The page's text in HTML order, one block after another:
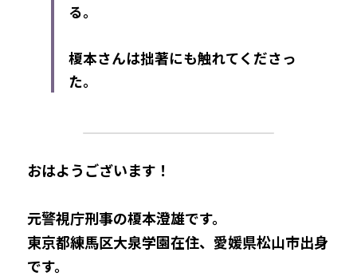
る。
榎本さんは拙著にも触れてくださっ
た。
おはようございます！
元警視庁刑事の榎本澄雄です。
東京都練馬区大泉学園在住、愛媛県松山市出身
です。